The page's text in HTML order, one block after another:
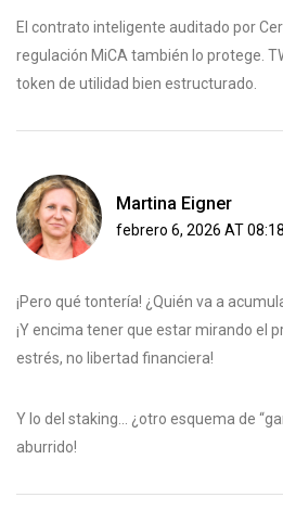
El contrato inteligente auditado por
regulación MiCA también lo protege.
token de utilidad bien estructurado.
Martina Eigner
febrero 6, 2026 AT 08:18
¡Pero qué tontería! ¿Quién va a
¡Y encima tener que estar mirando el
estrés, no libertad financiera!
Y lo del staking... ¿otro esquema de
aburrido!